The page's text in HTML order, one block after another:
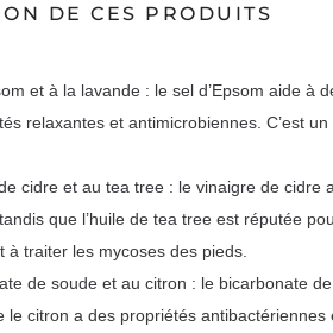
DE CES PRODUITS
et à la lavande : le sel d’Epsom aide à
relaxantes et antimicrobiennes. C’est
cidre et au tea tree : le vinaigre de cidre
que l’huile de tea tree est réputée
traiter les mycoses des pieds.
de soude et au citron : le bicarbonate
le citron a des propriétés